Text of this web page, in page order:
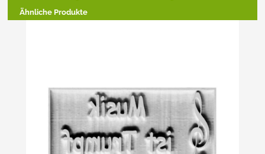
Ähnliche Produkte